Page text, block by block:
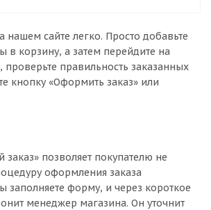
нашем сайте легко. Просто добавьте
в корзину, а затем перейдите на
проверьте правильность заказанных
кнопку «Оформить заказ» или
позволяет покупателю не
оформления заказа
заполняете форму, и через короткое
менеджер магазина. Он уточнит